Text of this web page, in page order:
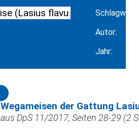
Schlagwort:
Autor:
Jahr:
Wegameisen der Gattung
aus DpS 11/2017, Seiten 28-29 (2